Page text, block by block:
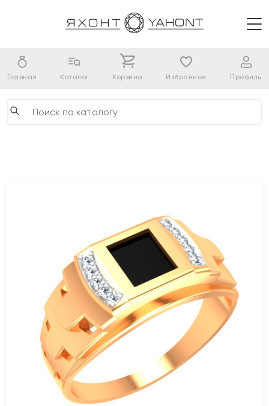
Главная Каталог Корзина Избранное Профиль